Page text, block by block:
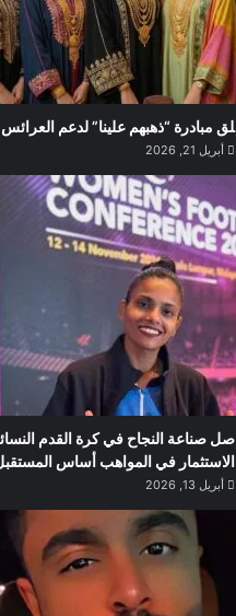
لق مبادرة “ذهبهم علينا” لدعم
أبريل 21, 2026
صل صناعة النجاح في كرة القدم
الاستثمار في المواهب أساس
أبريل 13, 2026